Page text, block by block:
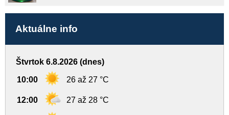
Aktuálne info
Štvrtok 6.8.2026 (dnes)
10:00 26 až 27 °C
12:00 27 až 28 °C